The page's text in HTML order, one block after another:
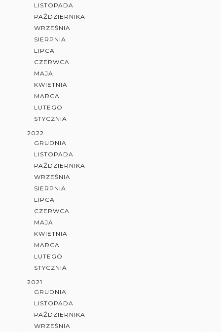
LISTOPADA
PAŹDZIERNIKA
WRZEŚNIA
SIERPNIA
LIPCA
CZERWCA
MAJA
KWIETNIA
MARCA
LUTEGO
STYCZNIA
2022
GRUDNIA
LISTOPADA
PAŹDZIERNIKA
WRZEŚNIA
SIERPNIA
LIPCA
CZERWCA
MAJA
KWIETNIA
MARCA
LUTEGO
STYCZNIA
2021
GRUDNIA
LISTOPADA
PAŹDZIERNIKA
WRZEŚNIA